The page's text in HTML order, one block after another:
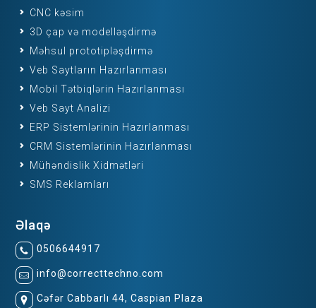
CNC kəsim
3D çap və modelləşdirmə
Məhsul prototipləşdirmə
Veb Saytların Hazırlanması
Mobil Tətbiqlərin Hazırlanması
Veb Sayt Analizi
ERP Sistemlərinin Hazırlanması
CRM Sistemlərinin Hazırlanması
Mühəndislik Xidmətləri
SMS Reklamları
Əlaqə
0506644917
info@correcttechno.com
Cəfər Cabbarlı 44, Caspian Plaza